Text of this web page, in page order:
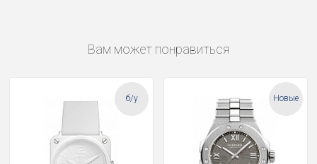
Вам может понравиться
б/у Новые